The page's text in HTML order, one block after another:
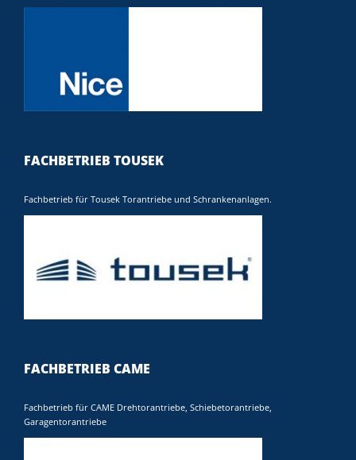
FACHBETRIEB TOUSEK
Fachbetrieb für Tousek Torantriebe und Schrankenanlagen.
FACHBETRIEB CAME
Fachbetrieb für CAME Drehtorantriebe, Schiebetorantriebe,
Garagentorantriebe